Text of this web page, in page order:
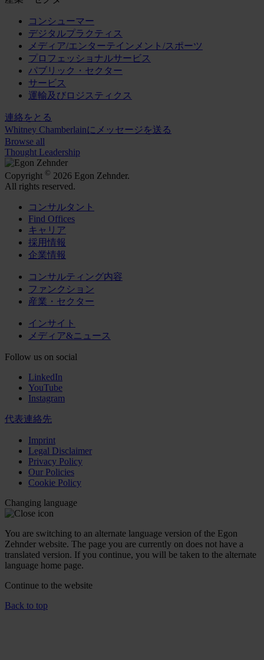
コンシューマー
デジタルプラクティス
メディア/エンターテインメント/スポーツ
プロフェッショナルサービス
パブリック・セクター
サービス
運輸及びロジスティクス
連絡をとる
Whitney Chamberlainにメッセージを送る
Browse all
Thought Leadership
Copyright © 2026 Egon Zehnder.
All rights reserved.
コンサルタント
Find Offices
キャリア
採用情報
企業情報
コンサルティング内容
ファンクション
産業・セクター
インサイト
メディア&ニュース
Follow us on social
LinkedIn
YouTube
Instagram
代表連絡先
Imprint
Legal Disclaimer
Privacy Policy
Our Policies
Cookie Policy
Changing language
You are switching to an alternate language version of the Egon
Zehnder website. The page you are currently on does not have a
translated version. If you continue, you will be taken to the alternate
language home page.
Continue to the website
Back to top